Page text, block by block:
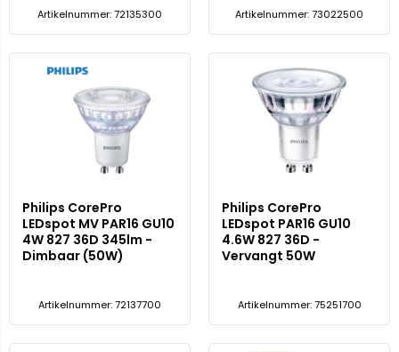
Artikelnummer: 72135300 Artikelnummer: 73022500
Philips CorePro
LEDspot MV PAR16 GU10
4W 827 36D 345lm -
Dimbaar (50W)
Artikelnummer: 72137700
Philips CorePro
LEDspot PAR16 GU10
4.6W 827 36D -
Vervangt 50W
Artikelnummer: 75251700